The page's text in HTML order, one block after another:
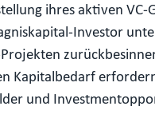
ihres aktiven
Investor
Kapitalbedarf
und